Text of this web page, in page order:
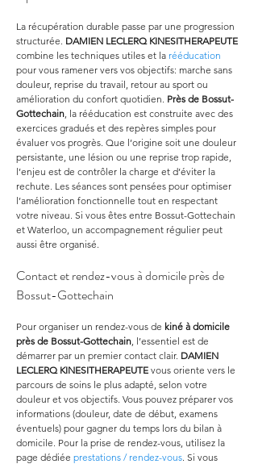
La récupération durable passe par une progression
structurée. DAMIEN LECLERQ KINESITHERAPEUTE
combine les techniques utiles et la rééducation
pour vous ramener vers vos objectifs: marche sans
douleur, reprise du travail, retour au sport ou
amélioration du confort quotidien. Près de Bossut-
Gottechain, la rééducation est construite avec des
exercices gradués et des repères simples pour
évaluer vos progrès. Que l’origine soit une douleur
persistante, une lésion ou une reprise trop rapide,
l’enjeu est de contrôler la charge et d’éviter la
rechute. Les séances sont pensées pour optimiser
l’amélioration fonctionnelle tout en respectant
votre niveau. Si vous êtes entre Bossut-Gottechain
et Waterloo, un accompagnement régulier peut
aussi être organisé.
Contact et rendez-vous à domicile près de
Bossut-Gottechain
Pour organiser un rendez-vous de kiné à domicile
près de Bossut-Gottechain, l’essentiel est de
démarrer par un premier contact clair. DAMIEN
LECLERQ KINESITHERAPEUTE vous oriente vers le
parcours de soins le plus adapté, selon votre
douleur et vos objectifs. Vous pouvez préparer vos
informations (douleur, date de début, examens
éventuels) pour gagner du temps lors du bilan à
domicile. Pour la prise de rendez-vous, utilisez la
page dédiée prestations / rendez-vous. Si vous